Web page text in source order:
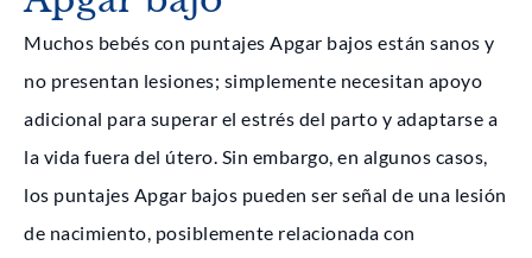
Muchos bebés con puntajes Apgar bajos están sanos y
no presentan lesiones; simplemente necesitan apoyo
adicional para superar el estrés del parto y adaptarse a
la vida fuera del útero. Sin embargo, en algunos casos,
los puntajes Apgar bajos pueden ser señal de una lesión
de nacimiento, posiblemente relacionada con